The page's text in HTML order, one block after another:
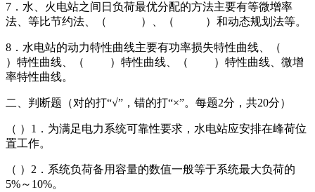
7．水、火电站之间日负荷最优分配的方法主要有等微增率
法、等比节约法、（ ）、（ ）和动态规划法等。
8．水电站的动力特性曲线主要有功率损失特性曲线、（
）特性曲线、（ ）特性曲线、（ ）特性曲线、微增
率特性曲线。
二、判断题（对的打“√”，错的打“×”。每题2分，共20分）
（ ）1．为满足电力系统可靠性要求，水电站应安排在峰荷位
置工作。
（ ）2．系统负荷备用容量的数值一般等于系统最大负荷的
5%～10%。